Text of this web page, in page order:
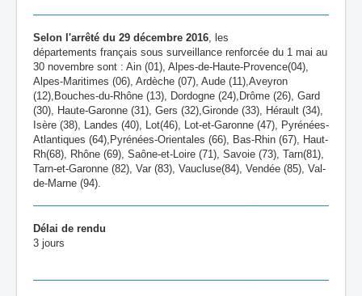
Selon l'arrêté du 29 décembre 2016, les
départements français sous surveillance renforcée du 1 mai au
30 novembre sont : Ain (01), Alpes-de-Haute-Provence(04),
Alpes-Maritimes (06), Ardèche (07), Aude (11),Aveyron
(12),Bouches-du-Rhône (13), Dordogne (24),Drôme (26), Gard
(30), Haute-Garonne (31), Gers (32),Gironde (33), Hérault (34),
Isère (38), Landes (40), Lot(46), Lot-et-Garonne (47), Pyrénées-
Atlantiques (64),Pyrénées-Orientales (66), Bas-Rhin (67), Haut-
Rh(68), Rhône (69), Saône-et-Loire (71), Savoie (73), Tarn(81),
Tarn-et-Garonne (82), Var (83), Vaucluse(84), Vendée (85), Val-
de-Marne (94).
Délai de rendu
3 jours